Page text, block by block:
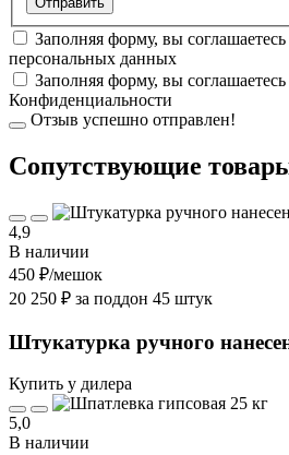
Заполняя форму, вы соглашаетесь
персональных данных
Заполняя форму, вы соглашаетесь
Конфиденциальности
Отзыв успешно отправлен!
Cопутствующие
4,9
В наличии
450 ₽/мешок
20 250 ₽ за поддон 45 штук
Штукатурка ручного
Купить у дилера
5,0
В наличии